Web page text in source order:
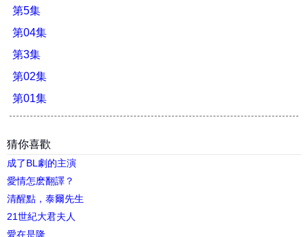
第5集
第04集
第3集
第02集
第01集
猜你喜歡
成了BL劇的主演
愛情怎麽翻譯？
清醒點，泰爾先生
21世紀大君夫人
愛在是隆